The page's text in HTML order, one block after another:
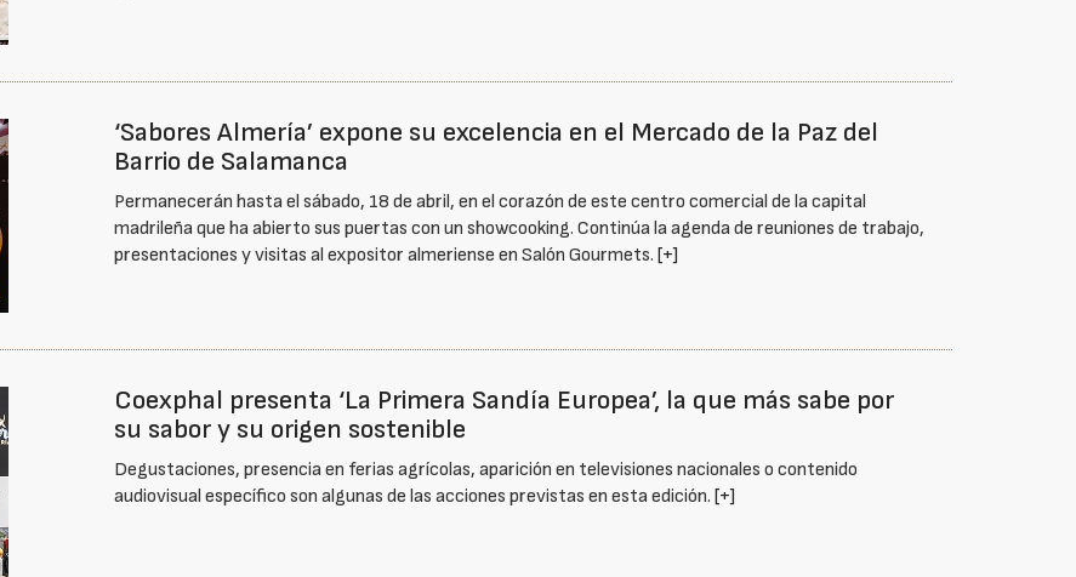
‘Sabores Almería’ expone su excelencia en el Mercado de la Paz del
Barrio de Salamanca
Permanecerán hasta el sábado, 18 de abril, en el corazón de este centro comercial de la capital
madrileña que ha abierto sus puertas con un showcooking. Continúa la agenda de reuniones de trabajo,
presentaciones y visitas al expositor almeriense en Salón Gourmets.[+]
Coexphal presenta ‘La Primera Sandía Europea’, la que más sabe por
su sabor y su origen sostenible
Degustaciones, presencia en ferias agrícolas, aparición en televisiones nacionales o contenido
audiovisual específico son algunas de las acciones previstas en esta edición.[+]